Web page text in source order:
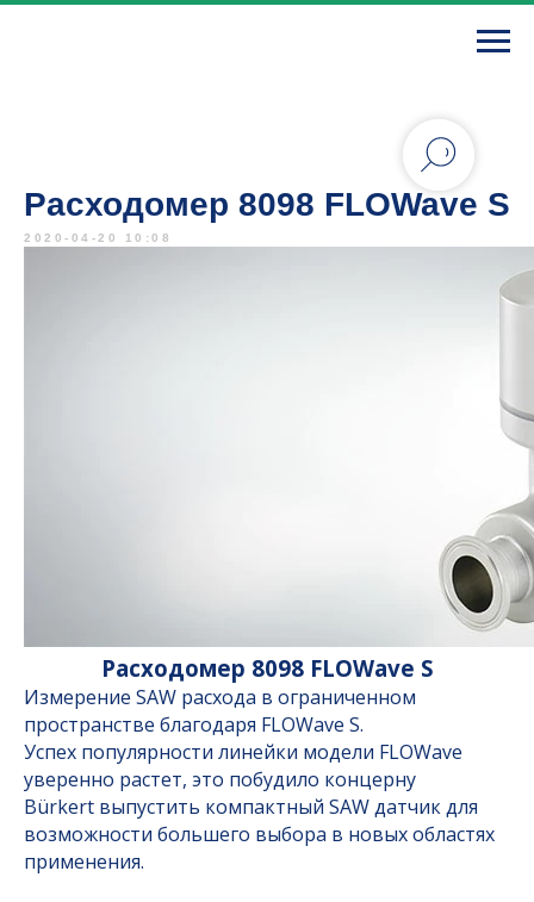
Расходомер 8098 FLOWave S
2020-04-20 10:08
Расходомер 8098 FLOWave S
Измерение SAW расхода в ограниченном
пространстве благодаря FLOWave S.
Успех популярности линейки модели FLOWave
уверенно растет, это побудило концерну
Bürkert выпустить компактный SAW датчик для
возможности большего выбора в новых областях
применения.